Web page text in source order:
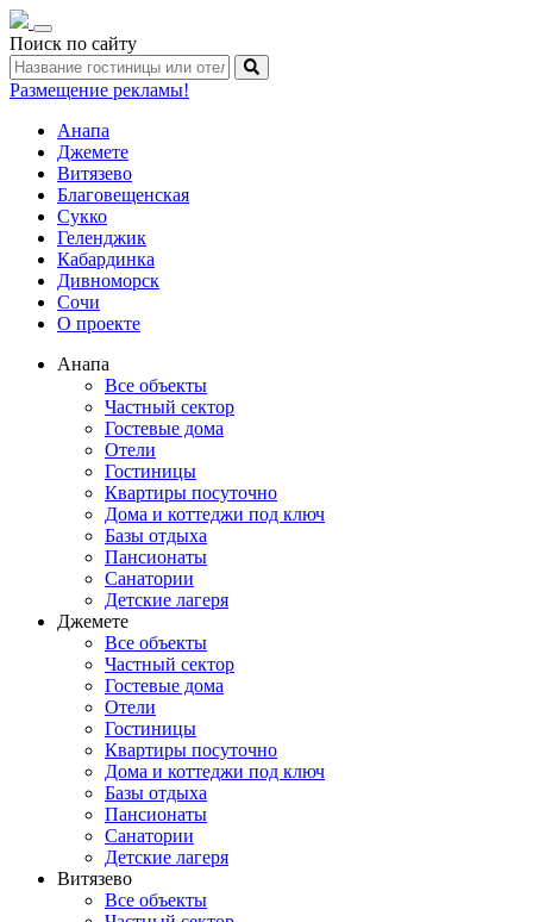
Toggle
navigation
Поиск по сайту
Размещение рекламы!
Анапа
Джемете
Витязево
Благовещенская
Сукко
Геленджик
Кабардинка
Дивноморск
Сочи
О проекте
Анапа
Все объекты
Частный сектор
Гостевые дома
Отели
Гостиницы
Квартиры посуточно
Дома и коттеджи под ключ
Базы отдыха
Пансионаты
Санатории
Детские лагеря
Джемете
Все объекты
Частный сектор
Гостевые дома
Отели
Гостиницы
Квартиры посуточно
Дома и коттеджи под ключ
Базы отдыха
Пансионаты
Санатории
Детские лагеря
Витязево
Все объекты